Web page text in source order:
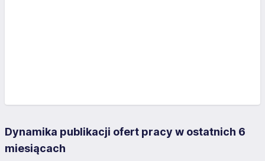
Dynamika publikacji ofert pracy w ostatnich 6
miesiącach